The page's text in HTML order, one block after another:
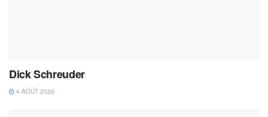
Dick Schreuder
4 AOÛT 2026